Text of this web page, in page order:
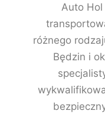
Auto Hol
różnego
Będzin i